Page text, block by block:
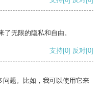
无限的隐私和自由。
支持[0] 反对[0]
题。比如，我可以使用它来